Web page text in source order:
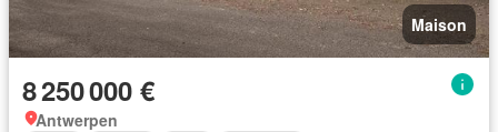
Maison
8 250 000 €
Antwerpen